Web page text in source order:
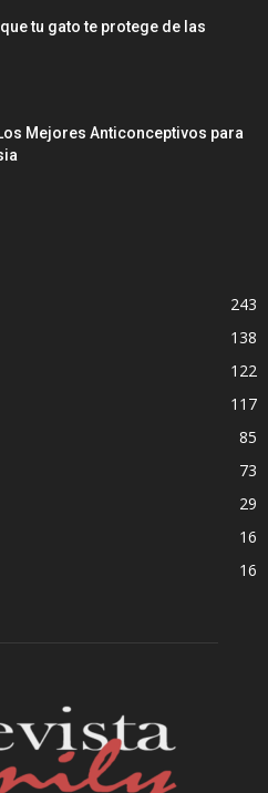
tu gato te protege de las
Mejores Anticonceptivos para
243
138
122
117
85
73
29
16
16